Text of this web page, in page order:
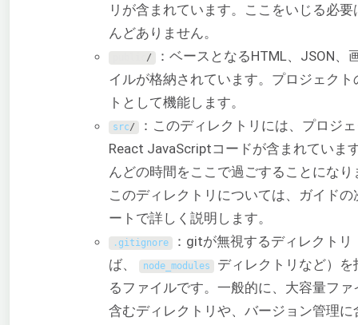
リが含まれています。ここをいじる必要
んどありません。
/ ：ベースとなるHTML、JSON、
イルが格納されています。プロジェクト
トとして機能します。
src/ ：このディレクトリには、プロジ
React JavaScriptコードが含まれていま
んどの時間をここで過ごすることになり
このディレクトリについては、ガイドの
ートで詳しく説明します。
.gitignore ：gitが無視するディレクトリ
ば、
node_modules ディレクトリなど）を
るファイルです。一般的に、大容量ファ
含むディレクトリや、バージョン管理に